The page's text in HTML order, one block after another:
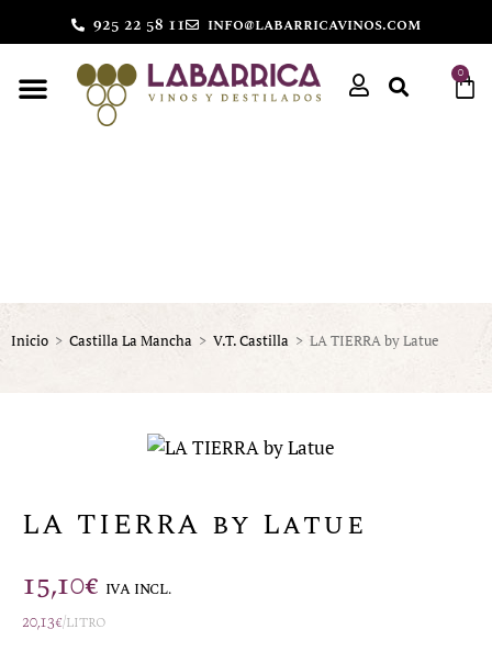
925 22 58 11 info@labarricavinos.com
0
Inicio > Castilla La Mancha > V.T. Castilla > LA TIERRA by Latue
LA TIERRA by Latue
15,10€ IVA INCL.
20,13€/litro